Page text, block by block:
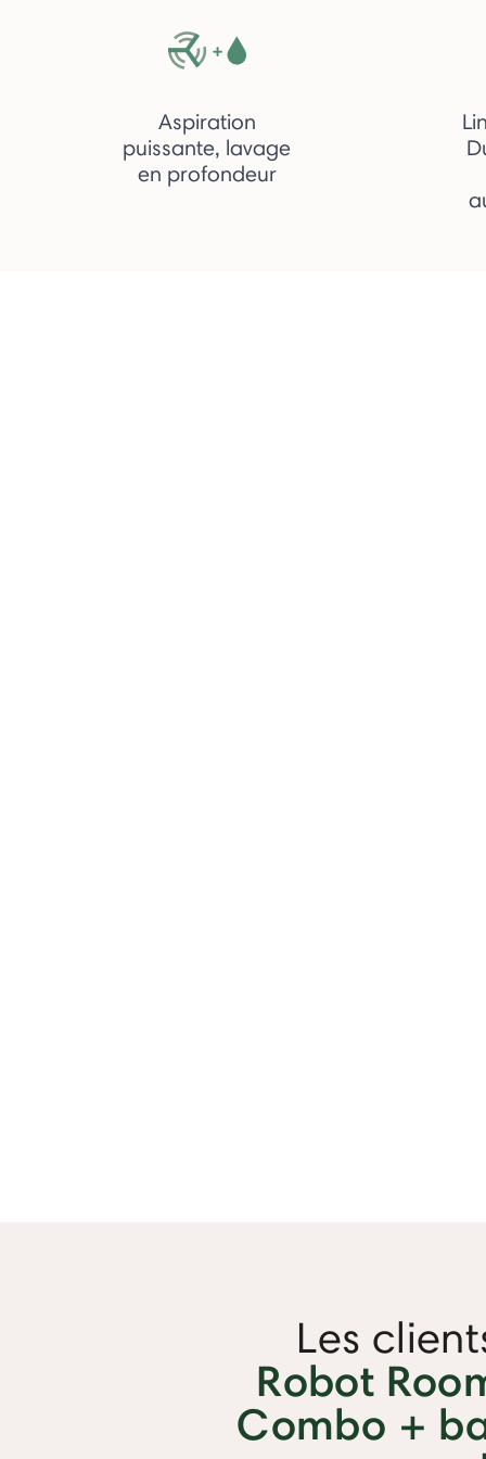
Aspiration
puissante, lavage
en profondeur
Les
Robot
Combo +